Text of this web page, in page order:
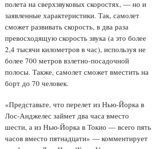
полета на сверхзвуковых скоростях, — но и
заявленные характеристики. Так, самолет
сможет развивать скорость, в два раза
превосходящую скорость звука (а это более
2,4 тысячи километров в час), используя не
более 700 метров взлетно-посадочной
полосы. Также, самолет сможет вместить на
борт до 70 человек.
«Представьте, что перелет из Нью-Йорка в
Лос-Анджелес займет два часа вместо
шести, а из Нью-Йорка в Токио — всего пять
часов вместо пятнадцати» — комментирует